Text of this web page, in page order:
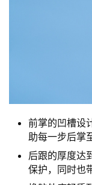
前掌的凹槽设
助每一步后掌
后跟的厚度达
保护，同时也